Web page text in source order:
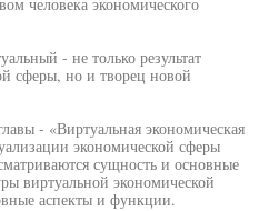
- не только результат
сферы, но и творец новой
- «Виртуальная экономическая
экономической сферы
сущность и основные
виртуальной экономической
аспекты и функции.